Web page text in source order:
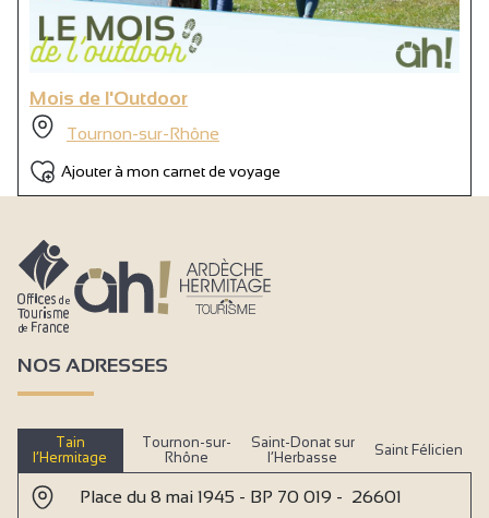
Mois de l'Outdoor
Tournon-sur-Rhône
Ajouter à mon carnet de voyage
NOS ADRESSES
Tain
l’Hermitage
Tournon-sur-
Rhône
Saint-Donat sur
l’Herbasse
Saint Félicien
Place du 8 mai 1945 - BP 70 019 - 26601